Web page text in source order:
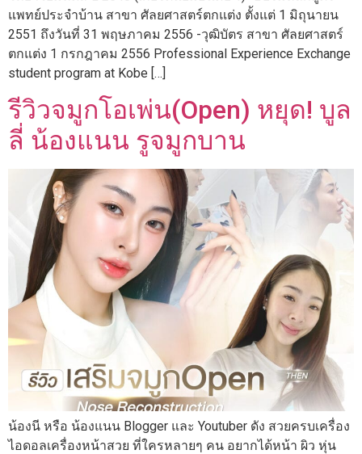
แพทย์ประจำบ้าน สาขา ศัลยศาสตร์ตกแต่ง ตั้งแต่ 1 มิถุนายน
2551 ถึงวันที่ 31 พฤษภาคม 2556 -วุฒิบัตร สาขา ศัลยศาสตร์
ตกแต่ง 1 กรกฎาคม 2556 Professional Experience Exchange
student program at Kobe […]
รีวิวจมูกโอเพ่น(Open) หยุด! บูล
ลี่ น้องแนน รูจมูกบาน
น้องนี หรือ น้องแนน Blogger และ Youtuber ดัง สวยครบเครื่อง
ไอดอลเครื่องหน้าสวย ที่ใครหลายๆ คน อยากได้หน้า ผิว หุ่น